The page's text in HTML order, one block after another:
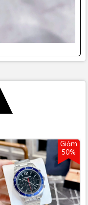
Giảm
50%